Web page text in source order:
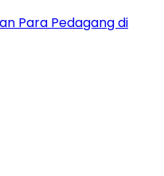
Para Pedagang di